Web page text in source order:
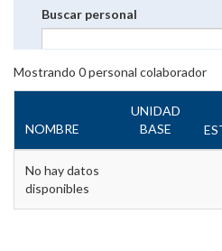
Buscar personal
Mostrando 0personal colaborador
NOMBRE
UNIDAD
BASE
No hay datos
disponibles